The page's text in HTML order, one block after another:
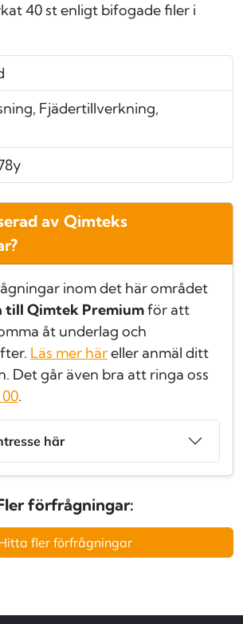
40 st enligt bifogade filer i
Fjädertillverkning,
av Qimteks
inom det här området
till Qimtek Premiumför att
åt underlag och
Läs mer häreller anmäl ditt
Det går även bra att ringa oss
.
här
förfrågningar:
fler förfrågningar